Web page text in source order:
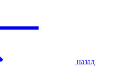
назад